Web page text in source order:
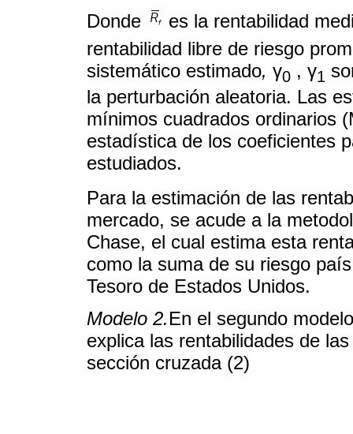
Donde
es la rentabilidad
rentabilidad libre de riesgo
sistemático estimado, γ0 , γ1
la perturbación aleatoria. Las
mínimos cuadrados ordinarios
estadística de los coeficientes
estudiados.
Para la estimación de las
mercado, se acude a la
Chase, el cual estima esta
como la suma de su riesgo
Tesoro de Estados Unidos.
Modelo 2.En el segundo
explica las rentabilidades de
sección cruzada (2)